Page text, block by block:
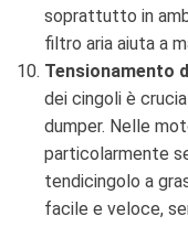
soprattutto in
filtro aria aiuta a
Tensionamento
dei cingoli è
dumper. Nelle
particolarmente
tendicingolo a
facile e veloce,